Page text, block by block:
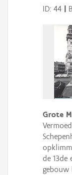
ID: 44
Grote
de 13de
gebouw